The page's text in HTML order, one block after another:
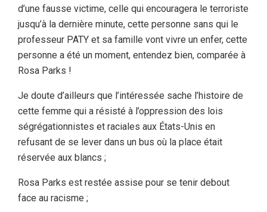
d’une fausse victime, celle qui encouragera le terroriste
jusqu’à la dernière minute, cette personne sans qui le
professeur PATY et sa famille vont vivre un enfer, cette
personne a été un moment, entendez bien, comparée à
Rosa Parks !
Je doute d’ailleurs que l’intéressée sache l’histoire de
cette femme qui a résisté à l’oppression des lois
ségrégationnistes et raciales aux États-Unis en
refusant de se lever dans un bus où la place était
réservée aux blancs ;
Rosa Parks est restée assise pour se tenir debout
face au racisme ;